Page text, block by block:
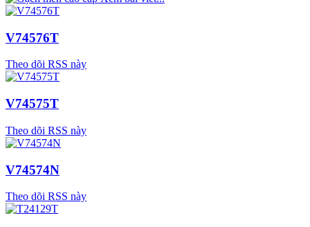
V74576T
Theo dõi RSS này
V74575T
Theo dõi RSS này
V74574N
Theo dõi RSS này